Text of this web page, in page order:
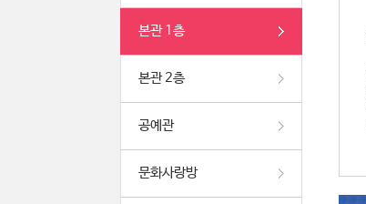
본관 1층
본관 2층
공예관
문화사랑방